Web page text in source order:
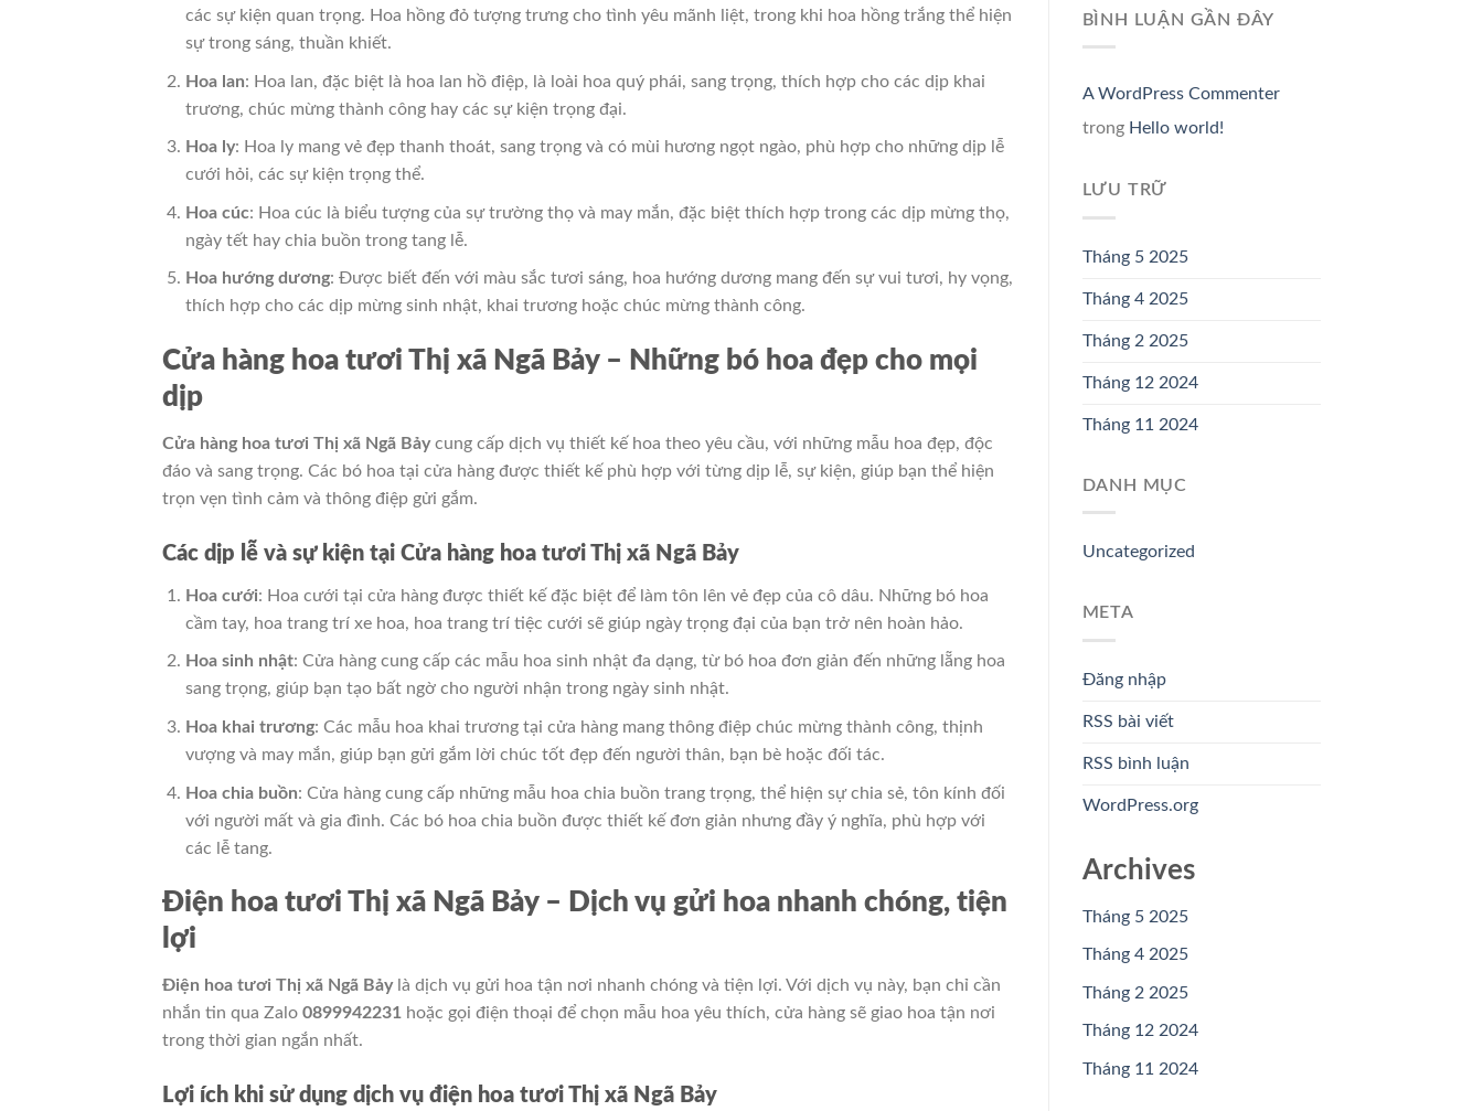
các sự kiện quan trọng. Hoa hồng đỏ tượng trưng cho tình yêu mãnh liệt, trong khi hoa hồng trắng thể hiện
sự trong sáng, thuần khiết.
Hoa lan: Hoa lan, đặc biệt là hoa lan hồ điệp, là loài hoa quý phái, sang trọng, thích hợp cho các dịp khai
trương, chúc mừng thành công hay các sự kiện trọng đại.
Hoa ly: Hoa ly mang vẻ đẹp thanh thoát, sang trọng và có mùi hương ngọt ngào, phù hợp cho những dịp lễ
cưới hỏi, các sự kiện trọng thể.
Hoa cúc: Hoa cúc là biểu tượng của sự trường thọ và may mắn, đặc biệt thích hợp trong các dịp mừng thọ,
ngày tết hay chia buồn trong tang lễ.
Hoa hướng dương: Được biết đến với màu sắc tươi sáng, hoa hướng dương mang đến sự vui tươi, hy vọng,
thích hợp cho các dịp mừng sinh nhật, khai trương hoặc chúc mừng thành công.
Cửa hàng hoa tươi Thị xã Ngã Bảy – Những bó hoa đẹp cho mọi
dịp
Cửa hàng hoa tươi Thị xã Ngã Bảycung cấp dịch vụ thiết kế hoa theo yêu cầu, với những mẫu hoa đẹp, độc
đáo và sang trọng. Các bó hoa tại cửa hàng được thiết kế phù hợp với từng dịp lễ, sự kiện, giúp bạn thể hiện
trọn vẹn tình cảm và thông điệp gửi gắm.
Các dịp lễ và sự kiện tại Cửa hàng hoa tươi Thị xã Ngã Bảy
Hoa cưới: Hoa cưới tại cửa hàng được thiết kế đặc biệt để làm tôn lên vẻ đẹp của cô dâu. Những bó hoa
cầm tay, hoa trang trí xe hoa, hoa trang trí tiệc cưới sẽ giúp ngày trọng đại của bạn trở nên hoàn hảo.
Hoa sinh nhật: Cửa hàng cung cấp các mẫu hoa sinh nhật đa dạng, từ bó hoa đơn giản đến những lẵng hoa
sang trọng, giúp bạn tạo bất ngờ cho người nhận trong ngày sinh nhật.
Hoa khai trương: Các mẫu hoa khai trương tại cửa hàng mang thông điệp chúc mừng thành công, thịnh
vượng và may mắn, giúp bạn gửi gắm lời chúc tốt đẹp đến người thân, bạn bè hoặc đối tác.
Hoa chia buồn: Cửa hàng cung cấp những mẫu hoa chia buồn trang trọng, thể hiện sự chia sẻ, tôn kính đối
với người mất và gia đình. Các bó hoa chia buồn được thiết kế đơn giản nhưng đầy ý nghĩa, phù hợp với
các lễ tang.
Điện hoa tươi Thị xã Ngã Bảy – Dịch vụ gửi hoa nhanh chóng, tiện
lợi
Điện hoa tươi Thị xã Ngã Bảylà dịch vụ gửi hoa tận nơi nhanh chóng và tiện lợi. Với dịch vụ này, bạn chỉ cần
nhắn tin qua Zalo 0899942231 hoặc gọi điện thoại để chọn mẫu hoa yêu thích, cửa hàng sẽ giao hoa tận nơi
trong thời gian ngắn nhất.
Lợi ích khi sử dụng dịch vụ điện hoa tươi Thị xã Ngã Bảy
BÌNH LUẬN GẦN ĐÂY
A WordPress Commenter
trong Hello world!
LƯU TRỮ
Tháng 5 2025
Tháng 4 2025
Tháng 2 2025
Tháng 12 2024
Tháng 11 2024
DANH MỤC
Uncategorized
META
Đăng nhập
RSS bài viết
RSS bình luận
WordPress.org
Archives
Tháng 5 2025
Tháng 4 2025
Tháng 2 2025
Tháng 12 2024
Tháng 11 2024